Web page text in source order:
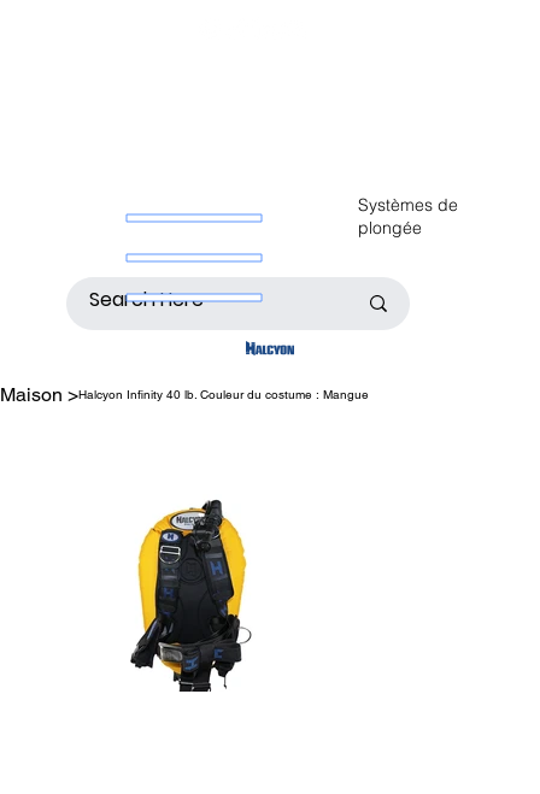
Systèmes de
plongée
Maison >Halcyon Infinity 40 lb. Couleur du costume : Mangue